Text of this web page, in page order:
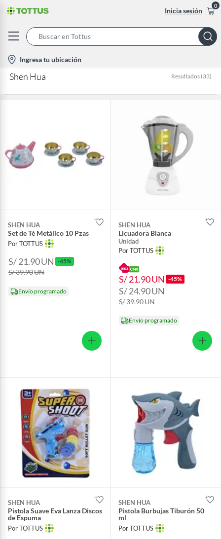
Inicia sesión
0
Bar
location-
icon
Ingresa tu ubicación
Shen Hua Resultados (33)
SHEN HUA
Set de Té Metálico 10 Pzas
Por TOTTUS
S/ 21.90UN -45%
S/ 39.90UN
Envío programado
SHEN HUA
Licuadora Blanca
Unidad
Por TOTTUS
S/ 21.90UN -45%
S/ 24.90UN
S/ 39.90UN
Envío programado
SHEN HUA
Pistola Suave Eva Lanza Discos
de Espuma
Por TOTTUS
SHEN HUA
Pistola Burbujas Tiburón 50
ml
Por TOTTUS